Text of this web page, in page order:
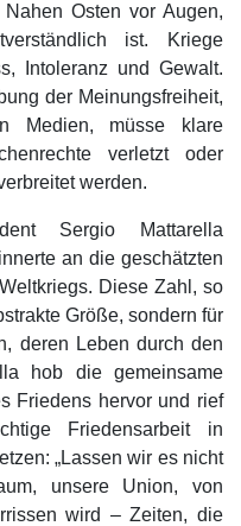
Osten vor Augen,
ist. Kriege
Intoleranz und Gewalt.
der Meinungsfreiheit,
Medien, müsse klare
verletzt oder
werden.
Sergio Mattarella
an die geschätzten
Diese Zahl, so
Größe, sondern für
deren Leben durch den
hob die gemeinsame
Friedens hervor und rief
Friedensarbeit in
„Lassen wir es nicht
unsere Union, von
wird – Zeiten, die